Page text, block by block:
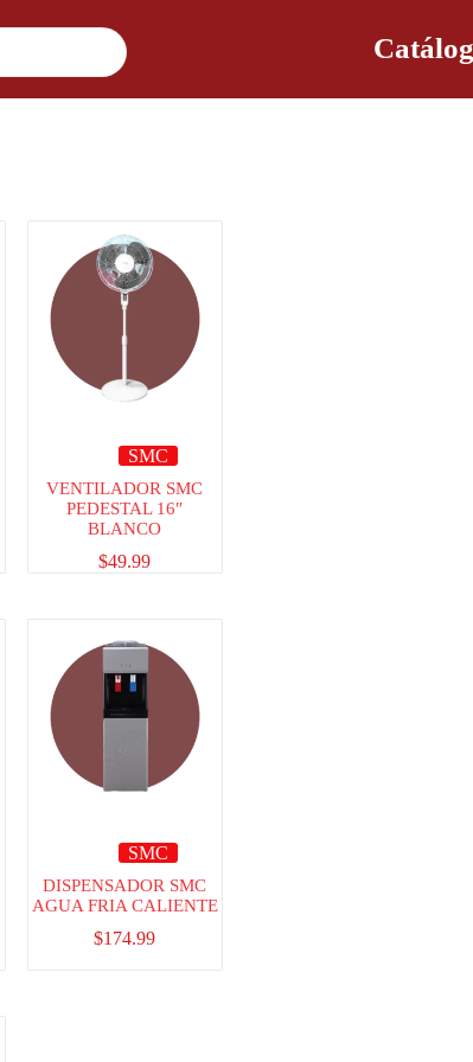
SMC
VENTILADOR SMC
PEDESTAL 16″
BLANCO
$49.99
SMC
DISPENSADOR SMC
AGUA FRIA CALIENTE
$174.99